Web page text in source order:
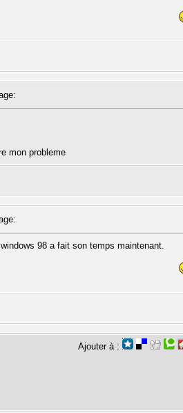
mon probleme
98 a fait son temps maintenant.
Ajouter à :